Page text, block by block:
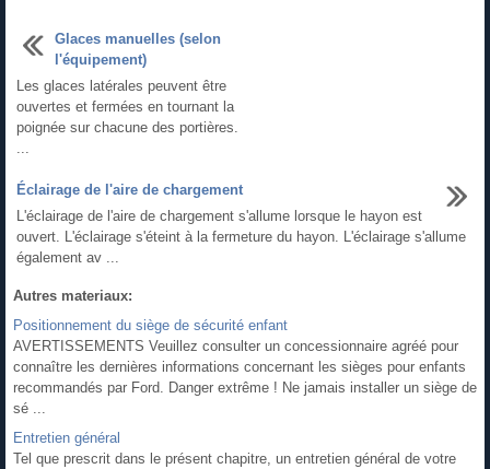
Glaces manuelles (selon
l'équipement)
Les glaces latérales peuvent être
ouvertes et fermées en tournant la
poignée sur chacune des portières.
Éclairage de l'aire de chargement
L'éclairage de l'aire de chargement s'allume lorsque le hayon est
ouvert. L'éclairage s'éteint à la fermeture du hayon. L'éclairage s'allume
également av ...
Autres materiaux:
Positionnement du siège de sécurité enfant
AVERTISSEMENTS Veuillez consulter un concessionnaire agréé pour
connaître les dernières informations concernant les sièges pour enfants
recommandés par Ford. Danger extrême ! Ne jamais installer un siège de
sé ...
Entretien général
Tel que prescrit dans le présent chapitre, un entretien général de votre